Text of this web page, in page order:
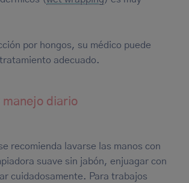
por hongos, su médico puede
adecuado.
manejo diario
recomienda lavarse las manos con
suave sin jabón, enjuagar con
cuidadosamente. Para trabajos